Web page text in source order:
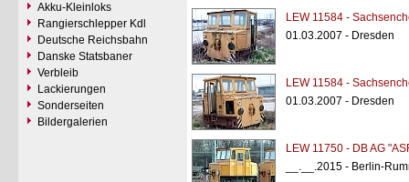
Akku-Kleinloks
Rangierschlepper Kdl
Deutsche Reichsbahn
Danske Statsbaner
Verbleib
Lackierungen
Sonderseiten
Bildergalerien
LEW 11584 -
01.03.2007 - Dresden
LEW 11584 -
01.03.2007 - Dresden
LEW 11750 - DB AG
__.__.2015 - Berlin-